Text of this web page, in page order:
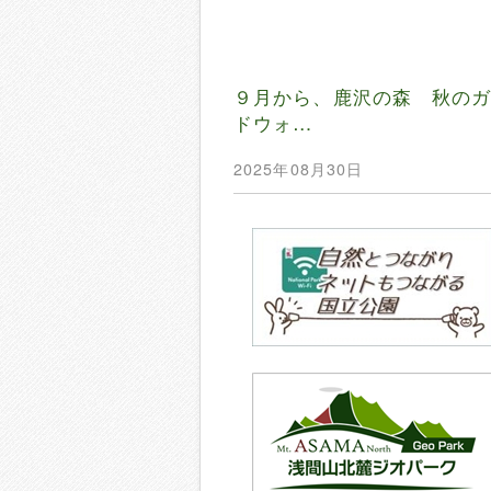
９月から、鹿沢の森 秋の
ドウォ…
2025年08月30日